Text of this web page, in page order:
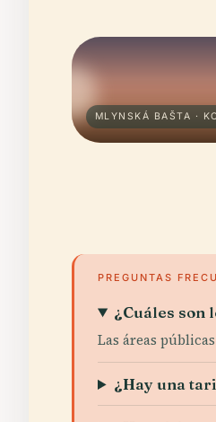
MLYNSKÁ BAŠTA ·
PREGUNTAS
¿Cuáles son
Las áreas
¿Hay una